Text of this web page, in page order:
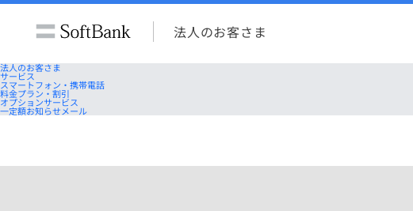
法人のお客さま
法人のお客さま
サービス
スマートフォン・携帯電話
料金プラン・割引
オプションサービス
一定額お知らせメール